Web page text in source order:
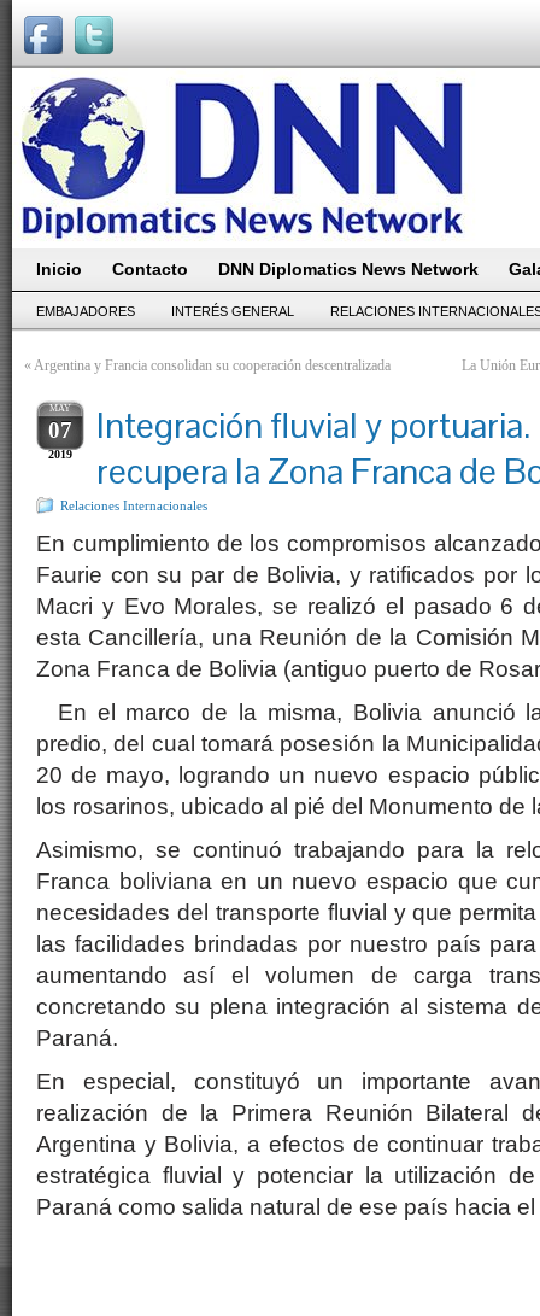
Inicio Contacto DNN Diplomatics News Network
EMBAJADORES INTERÉS GENERAL RELACIONES
«Argentina y Francia consolidan su cooperación descentralizada La Unión
MAY
07
2019
Integración fluvial y portuaria.
recupera la Zona Franca de
Relaciones Internacionales
En cumplimiento de los compromisos
Faurie con su par de Bolivia, y ratificados por
Macri y Evo Morales, se realizó el pasado 6
esta Cancillería, una Reunión de la Comisión
Zona Franca de Bolivia (antiguo puerto de
En el marco de la misma, Bolivia anunció
predio, del cual tomará posesión la
20 de mayo, logrando un nuevo espacio
los rosarinos, ubicado al pié del Monumento de
Asimismo, se continuó trabajando para la
Franca boliviana en un nuevo espacio que
necesidades del transporte fluvial y que
las facilidades brindadas por nuestro país
aumentando así el volumen de carga
concretando su plena integración al sistema
Paraná.
En especial, constituyó un importante
realización de la Primera Reunión Bilateral
Argentina y Bolivia, a efectos de continuar
estratégica fluvial y potenciar la utilización
Paraná como salida natural de ese país hacia